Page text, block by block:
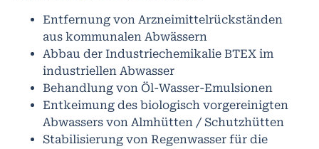
Entfernung von Arzneimittelrückständen
aus kommunalen Abwässern
Abbau der Industriechemikalie BTEX im
industriellen Abwasser
Behandlung von Öl-Wasser-Emulsionen
Entkeimung des biologisch vorgereinigten
Abwassers von Almhütten / Schutzhütten
Stabilisierung von Regenwasser für die